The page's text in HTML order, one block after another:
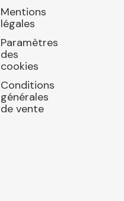
Mentions
légales
Paramètres
des
cookies
Conditions
générales
de vente